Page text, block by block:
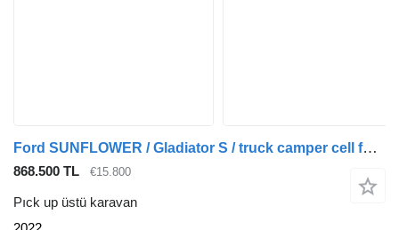
Ford SUNFLOWER / Gladiator S / truck camper cell for pickup
868.500 TL €15.800
Pıck up üstü karavan